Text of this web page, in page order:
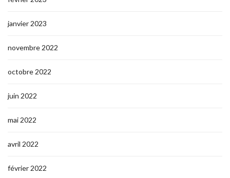
janvier 2023
novembre 2022
octobre 2022
juin 2022
mai 2022
avril 2022
février 2022